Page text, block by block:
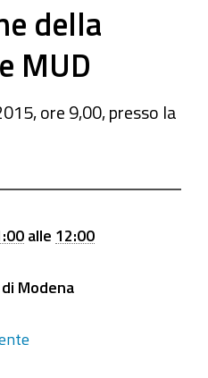
della
MUD
ore 9,00, presso la
alle 12:00
Modena